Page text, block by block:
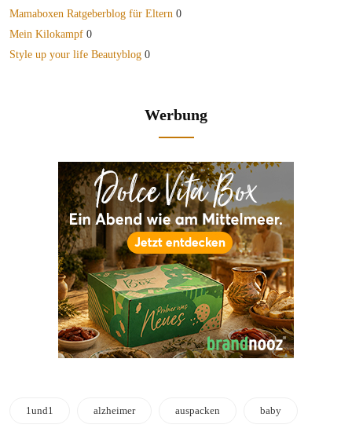
Mamaboxen Ratgeberblog für Eltern 0
Mein Kilokampf 0
Style up your life Beautyblog 0
Werbung
1und1 alzheimer auspacken baby